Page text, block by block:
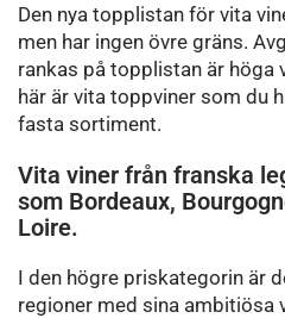
Den nya topplistan för vita
men har ingen övre gräns.
rankas på topplistan är höga
här är vita toppviner som du
fasta sortiment.
Vita viner från franska
som Bordeaux,
Loire.
I den högre priskategorin är
regioner med sina ambitiösa